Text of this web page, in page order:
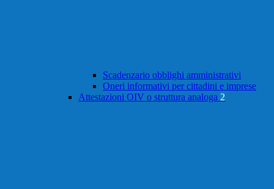
Scadenzario obblighi amministrativi
Oneri informativi per cittadini e imprese
Attestazioni OIV o struttura analoga 2